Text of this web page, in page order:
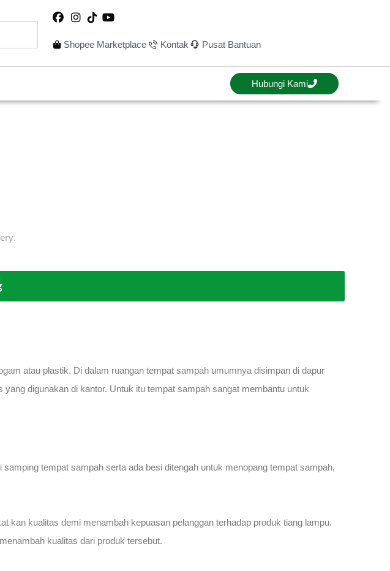
Shopee Marketplace Kontak Pusat Bantuan
Hubungi Kami
atau plastik. Di dalam ruangan tempat sampah umumnya disimpan di dapur
digunakan di kantor. Untuk itu tempat sampah sangat membantu untuk
tempat sampah serta ada besi ditengah untuk menopang tempat sampah,
kan kualitas demi menambah kepuasan pelanggan terhadap produk tiang lampu.
kualitas dari produk tersebut.